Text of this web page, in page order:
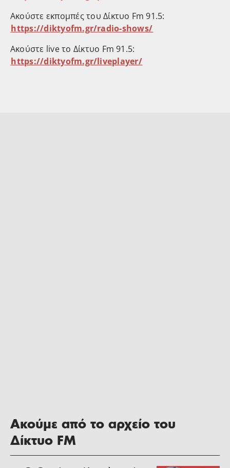
Ακούστε εκπομπές του Δίκτυο Fm 91.5:
⁠https://diktyofm.gr/radio-shows/⁠
Ακούστε live το Δίκτυο Fm 91.5:
⁠https://diktyofm.gr/liveplayer/⁠
Ακούμε από το αρχείο του
Δίκτυο FM